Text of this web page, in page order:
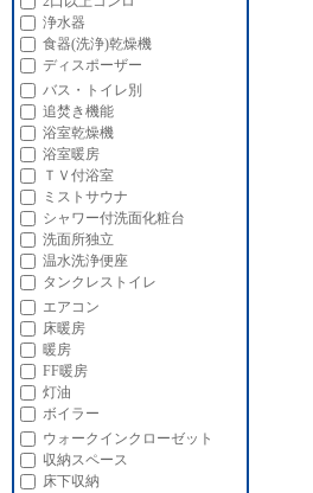
浄水器
食器(洗浄)乾燥機
ディスポーザー
バス・トイレ別
追焚き機能
浴室乾燥機
浴室暖房
ＴＶ付浴室
ミストサウナ
シャワー付洗面化粧台
洗面所独立
温水洗浄便座
タンクレストイレ
エアコン
床暖房
暖房
FF暖房
灯油
ボイラー
ウォークインクローゼット
収納スペース
床下収納